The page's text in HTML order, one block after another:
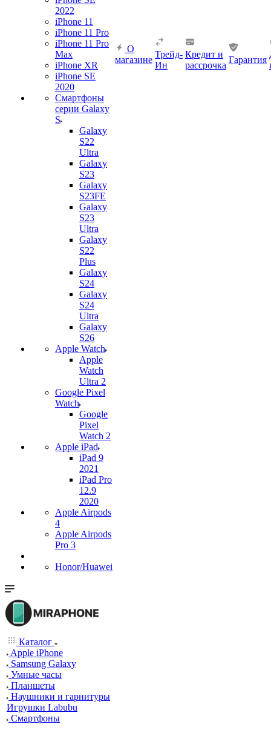
2022
iPhone 11
iPhone 11 Pro
iPhone 11 Pro
Max
iPhone XR
iPhone SE
2020
Смартфоны
серии Galaxy
S
Galaxy
S22
Ultra
Galaxy
S23
Galaxy
S23FE
Galaxy
S23
Ultra
Galaxy
S22
Plus
Galaxy
S24
Galaxy
S24
Ultra
Galaxy
S26
Apple Watch
Apple
Watch
Ultra 2
Google Pixel
Watch
Google
Pixel
Watch 2
Apple iPad
iPad 9
2021
iPad Pro
12.9
2020
Apple Airpods
4
Apple Airpods
Pro 3
Honor/Huawei
О
магазине
Трейд-
Ин
Кредит и
рассрочка
Гарантия
Каталог
Apple iPhone
Samsung Galaxy
Умные часы
Планшеты
Наушники и гарнитуры
Игрушки Labubu
Смартфоны